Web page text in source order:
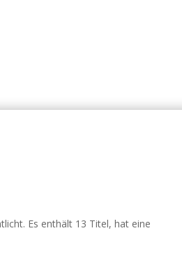
Es enthält 13 Titel, hat eine